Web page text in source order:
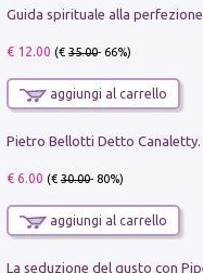
Guida spirituale alla perfezione
€ 12.00 (€35.00- 66%)
aggiungi al carrello
€ 6.00 (€30.00- 80%)
aggiungi al carrello